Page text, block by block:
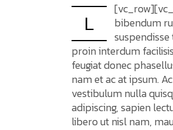
L
bibendum
proin interdum
feugiat donec
nam et ac at ipsum.
vestibulum nulla
adipiscing, sapien
libero ut nisl nam,